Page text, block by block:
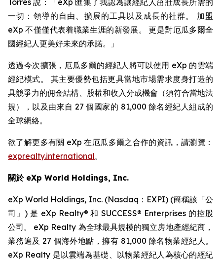
Torres 說：「eXp 匯集了我認為讓經紀人茁壯成長所需的
一切：領導的自由、擴展的工具以及成長的社群。 加盟
eXp 不僅僅代表着職業生涯的新發展。 更是對厄瓜多爾全
國經紀人更美好未來的承諾。」
透過今次擴張，厄瓜多爾的經紀人將可以使用 eXp 的雲端
經紀模式。 其主要優勢包括更具當地市場需求度身打造的
具競爭力的佣金結構、股權和收入分成機會（須符合當地法
規），以及由來自 27 個國家的 81,000 餘名經紀人組成的
全球網絡。
欲了解更多有關 eXp 在厄瓜多爾之合作的資訊，請瀏覽：
exprealty.international。
關於 eXp World Holdings, Inc.
eXp World Holdings, Inc. (Nasdaq：EXPI) (簡稱該「公
司」) 是 eXp Realty® 和 SUCCESS® Enterprises 的控股
公司。 eXp Realty 為全球最具規模的獨立房地產經紀商，
業務遍及 27 個海外地點，擁有 81,000 餘名物業經紀人。
eXp Realty 是以雲端為基礎、以物業經紀人為核心的經紀